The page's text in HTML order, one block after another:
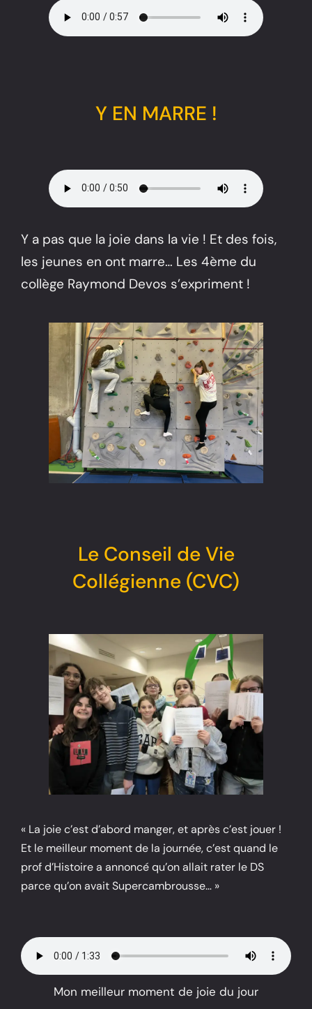
Y EN MARRE !
Y a pas que la joie dans la vie ! Et des fois,
les jeunes en ont marre… Les 4ème du
collège Raymond Devos s’expriment !
Le Conseil de Vie
Collégienne (CVC)
« La joie c’est d’abord manger, et après c’est jouer !
Et le meilleur moment de la journée, c’est quand le
prof d’Histoire a annoncé qu’on allait rater le DS
parce qu’on avait Supercambrousse… »
Mon meilleur moment de joie du jour